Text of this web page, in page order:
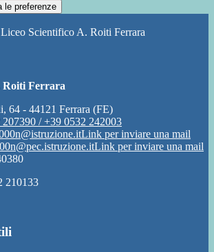
le preferenze
Liceo Scientifico A. Roiti Ferrara
Roiti Ferrara
64 - 44121 Ferrara (FE)
/ +39 0532 242003
Link per inviare una mail
Link per inviare una mail
210133